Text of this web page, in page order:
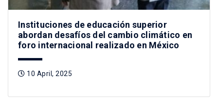
Instituciones de educación superior
abordan desafíos del cambio climático en
foro internacional realizado en México
10 April, 2025